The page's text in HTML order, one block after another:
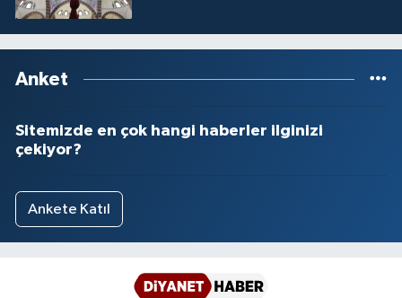
Anket
Sitemizde en çok hangi haberler ilginizi
çekiyor?
Ankete Katıl